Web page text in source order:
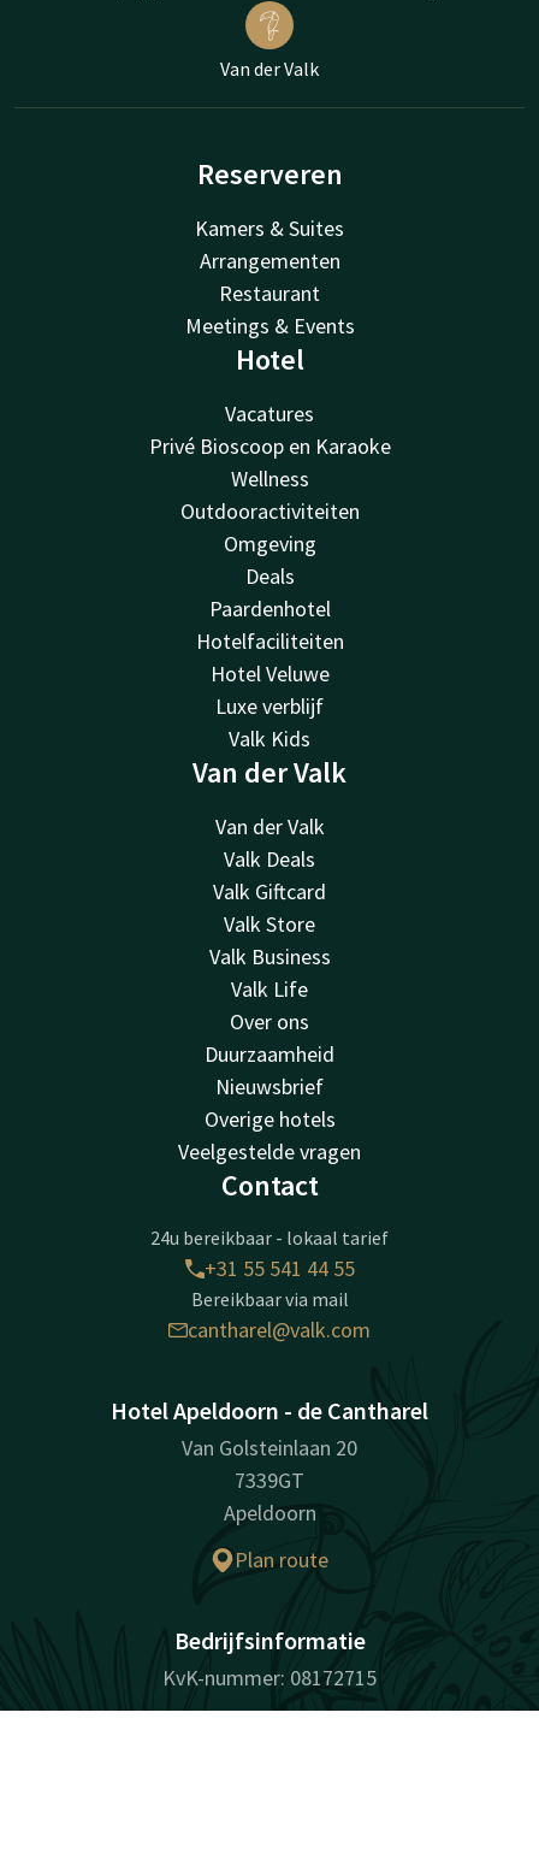
Van der Valk
Reserveren
Kamers & Suites
Arrangementen
Restaurant
Meetings & Events
Hotel
Vacatures
Privé Bioscoop en Karaoke
Wellness
Outdooractiviteiten
Omgeving
Deals
Paardenhotel
Hotelfaciliteiten
Hotel Veluwe
Luxe verblijf
Valk Kids
Van der Valk
Van der Valk
Valk Deals
Valk Giftcard
Valk Store
Valk Business
Valk Life
Over ons
Duurzaamheid
Nieuwsbrief
Overige hotels
Veelgestelde vragen
Contact
24u bereikbaar - lokaal tarief
+31 55 541 44 55
Bereikbaar via mail
cantharel@valk.com
Hotel Apeldoorn - de Cantharel
Van Golsteinlaan 20
7339GT
Apeldoorn
Plan route
Bedrijfsinformatie
KvK-nummer: 08172715